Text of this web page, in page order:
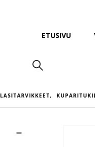
ETUSIVU
LASITARVIKKEET,